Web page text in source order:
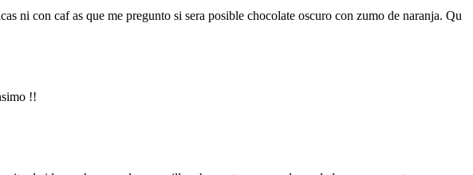
ni con caf as que me pregunto si sera posible chocolate oscuro con zumo de naranja. Qu
!!